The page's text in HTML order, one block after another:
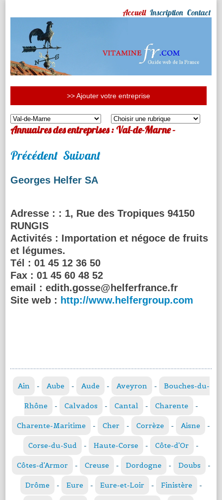
Accueil Inscription Contact
>> Ajouter votre entreprise
Annuaires des entreprises : Val-de-Marne -
Précédent Suivant
Georges Helfer SA
Adresse : : 1, Rue des Tropiques 94150
RUNGIS
Activités : Importation et négoce de fruits
et légumes.
Tél : 01 45 12 36 50
Fax : 01 45 60 48 52
email : edith.gosse@helferfrance.fr
Site web : http://www.helfergroup.com
Ain - Aube - Aude - Aveyron - Bouches-du-
Rhône - Calvados - Cantal - Charente -
Charente-Maritime - Cher - Corrèze - Aisne -
Corse-du-Sud - Haute-Corse - Côte-d'Or -
Côtes-d'Armor - Creuse - Dordogne - Doubs -
Drôme - Eure - Eure-et-Loir - Finistère -